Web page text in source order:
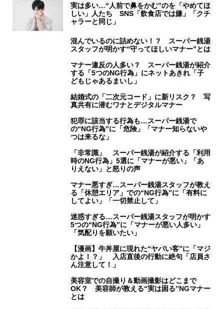
実は多い…“人前で鼻をかむ”のを「やめてほ
しい」人たち SNS「飲食店では嫌」「クチ
ャラーと同じ」
混んでいるのに詰めない！？ スーパー銭湯
スタッフが明かす“守ってほしいマナー”とは
マナー違反の人多い？ スーパー銭湯が紹介
する「5つのNG行為」にネットあきれ「子
どもじゃあるまいし」
結婚式の「二次元コード」に新リスク？ 写
真共有に潜むワナとデジタルマナー
犯罪に該当する行為も…スーパー銭湯で
の“NG行為”に「危険」「マナー知らないや
つは来るな」
「非常識」 スーパー銭湯が紹介する「利用
時のNG行為」5選に「マナーが悪い」「あ
りえない」と怒りの声
マナー悪すぎ…スーパー銭湯スタッフが教え
る「休憩エリア」での“NG行為”に「有料に
してよい」「一切禁止して」
迷惑すぎる…スーパー銭湯スタッフが明かす
5つの“NG行為”に「マナーが悪い人多い」
「気配りを願いたい」
【漫画】牛丼屋に現れた“ヤバい客”に「マジ
かよ！？」 入店直後の行動に絶句「店員さ
ん注意して！」
美容室での自撮り＆動画撮影はどこまで
OK？ 美容師が教える“実は困る”NGマナー
とは